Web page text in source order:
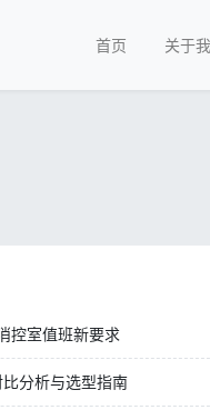
首页 关于
控室值班新要求
分析与选型指南